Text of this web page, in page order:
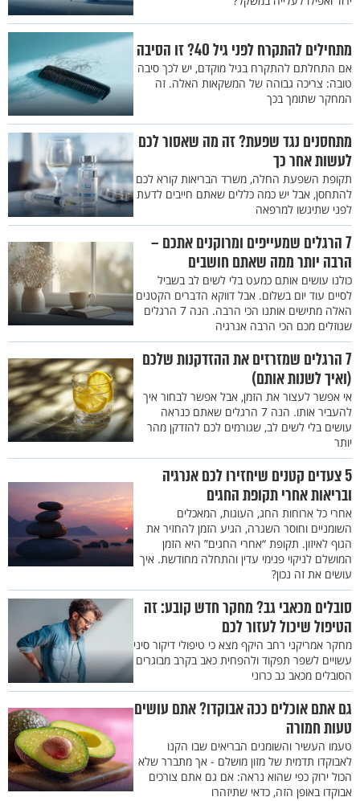
מתחילים להתקרח לפני גיל 40? זו הסיבה
אם התחלתם להתקרח בגיל מוקדם, יש לכך סיבה
טובה: צריכה גבוהה של המשקאות האלה. זה
המחקר שתומך בכך
מתחסנים נגד שפעת? זה מה שאסור לכם
לעשות אחר כך
תקופת השפעת החלה, משרד הבריאות קורא לכם
להתחסן, אבל יש כמה כללים שאתם חייבים לדעת
לפני שתיגשו למרפאה
7 הרגלים שמעייפים ומרוקנים אתכם –
הרבה יותר ממה שאתם חושבים
כולנו עושים אותם כמעט בלי לשים לב בשביל
לסיים עוד יום בשלום. אבל דווקא הדברים הקטנים
האלה מתישים אותנו הכי הרבה. הנה 7 הרגלים
שגוזלים מכם הכי הרבה אנרגיה
7 הרגלים שמזרזים את ההזדקנות שלכם
(ואיך לשנות אותם)
אי אפשר לעצור את הזמן, אבל אפשר לבחור איך
להעביר אותו. הנה 7 הרגלים שאתם כנראה
עושים בלי לשים לב, שגורמים לכם להזדקן מהר
יותר
5 צעדים קטנים שיחזירו לכם אנרגיה
ובריאות אחרי תקופת החגים
אחרי כל ארוחות החג, העוגות, המאכלים
השומניים וחוסר השגרה, הגיע הזמן להחזיר את
הגוף לאיזון. תקופת “אחרי החגים” היא הזמן
המושלם לניקוי פנימי עדין והתחלה מחודשת. איך
עושים את זה נכון?
סובלים מכאבי גב? מחקר חדש קובע: זה
הטיפול שיכול לעזור לכם
מחקר אמריקני רחב היקף מצא כי טיפולי דיקור סיני
עשויים לשפר תפקוד ולהפחית כאב בקרב מבוגרים
הסובלים מכאב גב כרוני
גם אתם אוכלים ככה אבוקדו? אתם עושים
טעות חמורה
טעמו העשיר והשומנים הבריאים שבו הקנו
לאבוקדו תדמית של מזון מושלם - אך מתברר שלא
הכול ירוק כפי שהוא נראה: אם גם אתם צורכים
אבוקדו באופן הזה, כדאי שתיזהרו